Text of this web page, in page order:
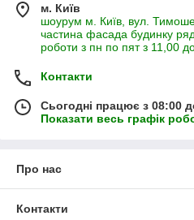
м. Київ
шоурум м. Київ, вул.
частина фасада будинку
роботи з пн по пят з 11,00
Контакти
Сьогодні працює з 08:00
Показати весь графік
Про нас
Контакти